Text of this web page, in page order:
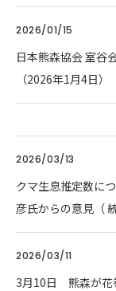
2026/01/15
日本熊森協会 室谷
（2026年1月4日）
2026/03/13
クマ生息推定数に
彦氏からの意見（
2026/03/11
3月10日 熊森が花